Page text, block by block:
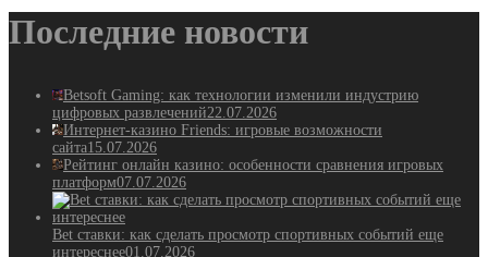
Последние новости
Betsoft Gaming: как технологии изменили индустрию
цифровых развлечений22.07.2026
Интернет-казино Friends: игровые возможности
сайта15.07.2026
Рейтинг онлайн казино: особенности сравнения игровых
платформ07.07.2026
Bet ставки: как сделать просмотр спортивных событий еще
интереснее01.07.2026